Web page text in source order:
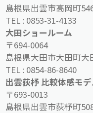
島根県出雲市高岡町
TEL : 0853-31-4133
大田ショールーム
〒694-0064
島根県大田市大田町大
TEL : 0854-86-8640
出雲荻杼 比較体感モ
〒693-0013
島根県出雲市荻杼町